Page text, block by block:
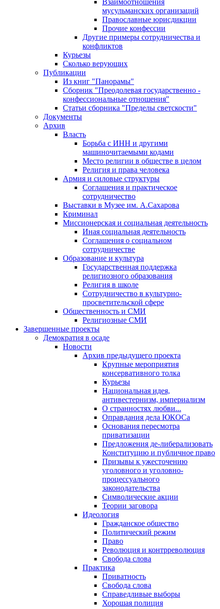
Взаимоотношения
мусульманских организаций
Православные юрисдикции
Прочие конфессии
Другие примеры сотрудничества и
конфликтов
Курьезы
Сколько верующих
Публикации
Из книг "Панорамы"
Сборник "Преодолевая государственно -
конфессиональные отношения"
Статьи сборника "Пределы светскости"
Документы
Архив
Власть
Борьба с ИНН и другими
машиночитаемыми кодами
Место религии в обществе в целом
Религия и права человека
Армия и силовые структуры
Соглашения и практическое
сотрудничество
Выставки в Музее им. А.Сахарова
Криминал
Миссионерская и социальная деятельность
Иная социальная деятельность
Соглашения о социальном
сотрудничестве
Образование и культура
Государственная поддержка
религиозного образования
Религия в школе
Сотрудничество в культурно-
просветительской сфере
Общественность и СМИ
Религиозные СМИ
Завершенные проекты
Демократия в осаде
Новости
Архив предыдущего проекта
Крупные мероприятия
консервативного толка
Курьезы
Национальная идея,
антивестернизм, империализм
О странностях любви...
Оправдания дела ЮКОСа
Основания пересмотра
приватизации
Предложения де-либерализовать
Конституцию и публичное право
Призывы к ужесточению
уголовного и уголовно-
процессуального
законодательства
Символические акции
Теории заговора
Идеология
Гражданское общество
Политический режим
Право
Революция и контрреволюция
Свобода слова
Практика
Приватность
Свобода слова
Справедливые выборы
Хорошая полиция